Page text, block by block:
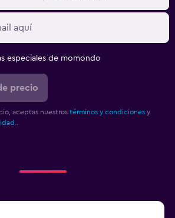
especiales de momondo
precio
aceptas nuestros términos y condiciones y